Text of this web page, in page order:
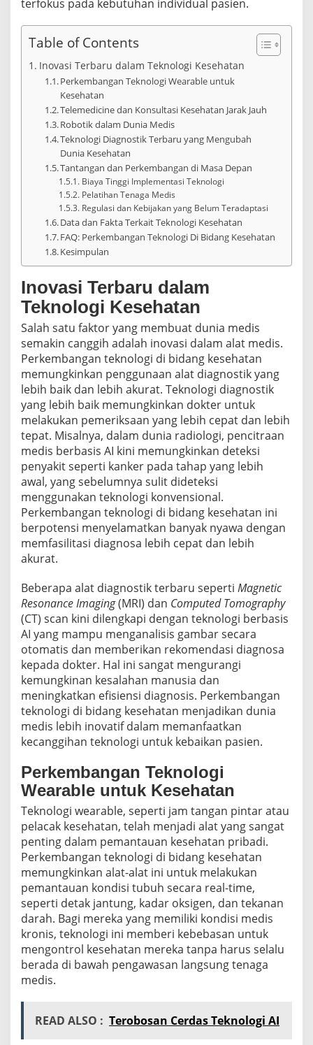
terfokus pada kebutuhan individual pasien.
Table of Contents
Inovasi Terbaru dalam Teknologi Kesehatan
Perkembangan Teknologi Wearable untuk
Kesehatan
Telemedicine dan Konsultasi Kesehatan Jarak Jauh
Robotik dalam Dunia Medis
Teknologi Diagnostik Terbaru yang Mengubah
Dunia Kesehatan
Tantangan dan Perkembangan di Masa Depan
Biaya Tinggi Implementasi Teknologi
Pelatihan Tenaga Medis
Regulasi dan Kebijakan yang Belum Teradaptasi
Data dan Fakta Terkait Teknologi Kesehatan
FAQ: Perkembangan Teknologi Di Bidang Kesehatan
Kesimpulan
Inovasi Terbaru dalam
Teknologi Kesehatan
Salah satu faktor yang membuat dunia medis
semakin canggih adalah inovasi dalam alat medis.
Perkembangan teknologi di bidang kesehatan
memungkinkan penggunaan alat diagnostik yang
lebih baik dan lebih akurat. Teknologi diagnostik
yang lebih baik memungkinkan dokter untuk
melakukan pemeriksaan yang lebih cepat dan lebih
tepat. Misalnya, dalam dunia radiologi, pencitraan
medis berbasis AI kini memungkinkan deteksi
penyakit seperti kanker pada tahap yang lebih
awal, yang sebelumnya sulit dideteksi
menggunakan teknologi konvensional.
Perkembangan teknologi di bidang kesehatan ini
berpotensi menyelamatkan banyak nyawa dengan
memfasilitasi diagnosa lebih cepat dan lebih
akurat.
Beberapa alat diagnostik terbaru seperti Magnetic
Resonance Imaging(MRI) dan Computed Tomography
(CT) scan kini dilengkapi dengan teknologi berbasis
AI yang mampu menganalisis gambar secara
otomatis dan memberikan rekomendasi diagnosa
kepada dokter. Hal ini sangat mengurangi
kemungkinan kesalahan manusia dan
meningkatkan efisiensi diagnosis. Perkembangan
teknologi di bidang kesehatan menjadikan dunia
medis lebih inovatif dalam memanfaatkan
kecanggihan teknologi untuk kebaikan pasien.
Perkembangan Teknologi
Wearable untuk Kesehatan
Teknologi wearable, seperti jam tangan pintar atau
pelacak kesehatan, telah menjadi alat yang sangat
penting dalam pemantauan kesehatan pribadi.
Perkembangan teknologi di bidang kesehatan
memungkinkan alat-alat ini untuk melakukan
pemantauan kondisi tubuh secara real-time,
seperti detak jantung, kadar oksigen, dan tekanan
darah. Bagi mereka yang memiliki kondisi medis
kronis, teknologi ini memberi kebebasan untuk
mengontrol kesehatan mereka tanpa harus selalu
berada di bawah pengawasan langsung tenaga
medis.
READ ALSO : Terobosan Cerdas Teknologi AI